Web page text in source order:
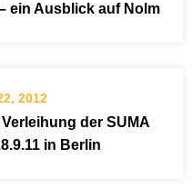
ein Ausblick auf Nolm
2012
der SUMA
in Berlin